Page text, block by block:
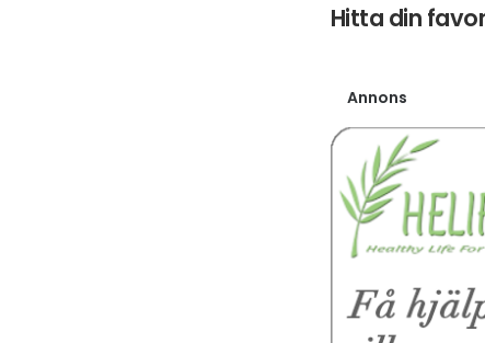
Hitta din
Annons